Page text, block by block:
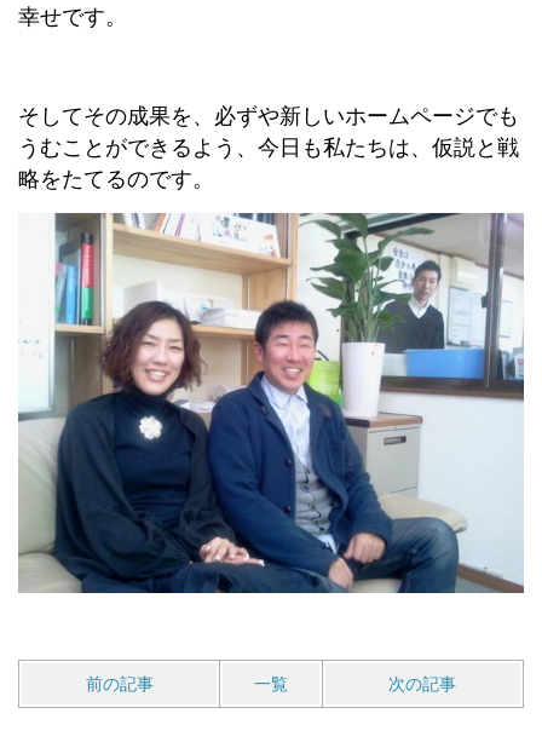
幸せです。
そしてその成果を、必ずや新しいホームページでも
うむことができるよう、今日も私たちは、仮説と戦
略をたてるのです。
前の記事 一覧 次の記事